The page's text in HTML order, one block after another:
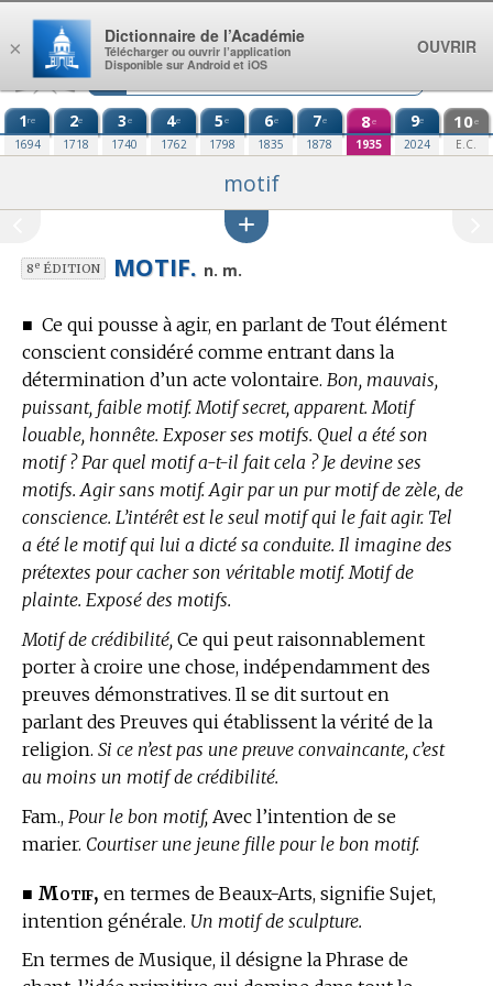
Aller au contenu
1re
1694
2e
1718
3e
1740
4e
1762
5e
1798
6e
1835
7e
1878
8e
1935
9e
2024
10e
E.C.
motif
8eÉDITION MOTIF. n. m.
■ Ce qui pousse à agir, en parlant de Tout élément
conscient considéré comme entrant dans la
détermination d’un acte volontaire. Bon, mauvais,
puissant, faible motif. Motif secret, apparent. Motif
louable, honnête. Exposer ses motifs. Quel a été son
motif ? Par quel motif a-t-il fait cela ? Je devine ses
motifs. Agir sans motif. Agir par un pur motif de zèle, de
conscience. L’intérêt est le seul motif qui le fait agir. Tel
a été le motif qui lui a dicté sa conduite. Il imagine des
prétextes pour cacher son véritable motif. Motif de
plainte. Exposé des motifs.
Motif de crédibilité, Ce qui peut raisonnablement
porter à croire une chose, indépendamment des
preuves démonstratives. Il se dit surtout en
parlant des Preuves qui établissent la vérité de la
religion. Si ce n’est pas une preuve convaincante, c’est
au moins un motif de crédibilité.
Fam., Pour le bon motif, Avec l’intention de se
marier. Courtiser une jeune fille pour le bon motif.
■ Motif, en termes de Beaux-Arts, signifie Sujet,
intention générale. Un motif de sculpture.
En termes de Musique, il désigne la Phrase de
×
Dictionnaire de l’Académie
Télécharger ou ouvrir l’application
Disponible sur Android et iOS
OUVRIR